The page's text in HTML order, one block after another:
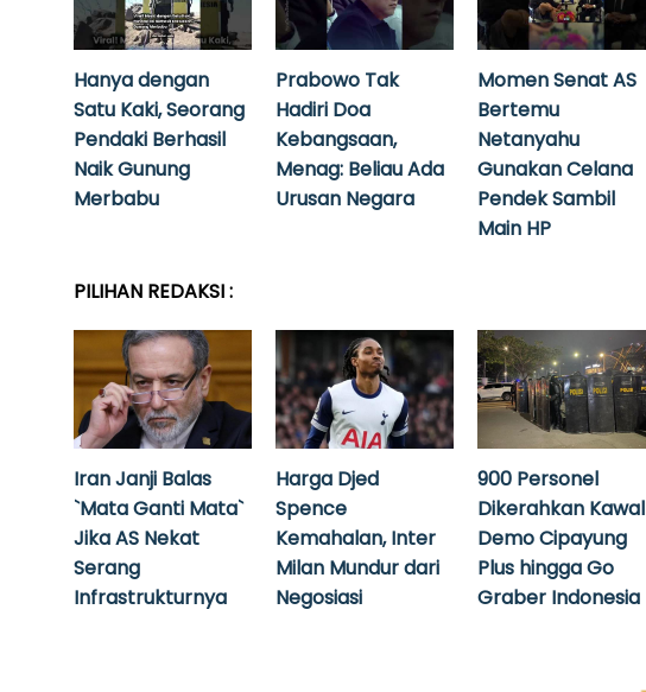
Hanya dengan
Satu Kaki, Seorang
Pendaki Berhasil
Naik Gunung
Merbabu
Prabowo Tak
Hadiri Doa
Kebangsaan,
Menag: Beliau Ada
Urusan Negara
Momen Senat AS
Bertemu
Netanyahu
Gunakan Celana
Pendek Sambil
Main HP
PILIHAN REDAKSI :
Iran Janji Balas
`Mata Ganti Mata`
Jika AS Nekat
Serang
Infrastrukturnya
Harga Djed
Spence
Kemahalan, Inter
Milan Mundur dari
Negosiasi
900 Personel
Dikerahkan Kawal
Demo Cipayung
Plus hingga Go
Graber Indonesia